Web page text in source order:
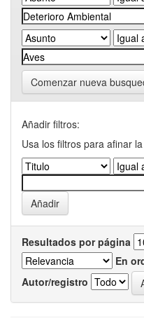
Comenzar nueva
Añadir filtros:
Usa los filtros para afinar
Resultados por página
En
Autor/registro